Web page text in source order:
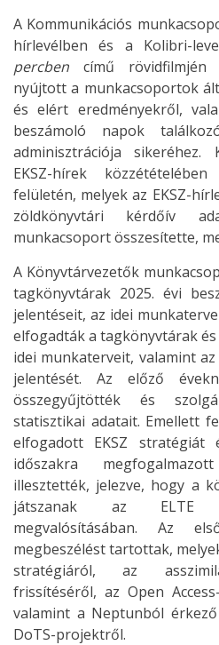
A Kommunikációs
hírlevélben és a Kolibri-
percben című rövidfilmjén
nyújtott a munkacsoportok
és elért eredményekről,
beszámoló napok
adminisztrációja sikeréhez.
EKSZ-hírek
felületén, melyek az EKSZ-
zöldkönyvtári kérdőív
munkacsoport összesítette,
A Könyvtárvezetők
tagkönyvtárak 2025. évi
jelentéseit, az idei
elfogadták a tagkönyvtárak és
idei munkaterveit, valamint
jelentését. Az előző
összegyűjtötték és
statisztikai adatait. Emellett
elfogadott EKSZ stratégiát
időszakra
illesztették, jelezve, hogy a
játszanak az ELTE
megvalósításában. Az
megbeszélést tartottak,
stratégiáról, az
frissítéséről, az Open
valamint a Neptunból
DoTS-projektről.